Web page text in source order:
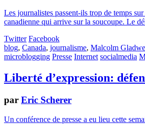
Les journalistes passent-ils trop de temps
canadienne qui arrive sur la soucoupe. Le
Twitter Facebook
blog, Canada, journalisme, Malcolm
microblogging Presse Internet socialmedia
Liberté d’expression:
par Eric Scherer
Un conférence de presse a eu lieu cette